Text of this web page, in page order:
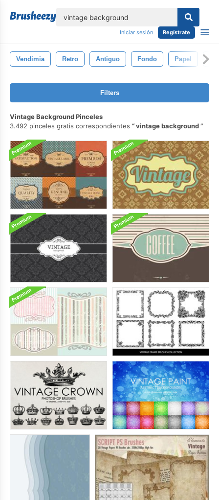
Iniciar sesión Regístrate
Vendimia Retro Antiguo Fondo Papel
Filters
Vintage Background Pinceles
3.492 pinceles gratis correspondientes
vintage background